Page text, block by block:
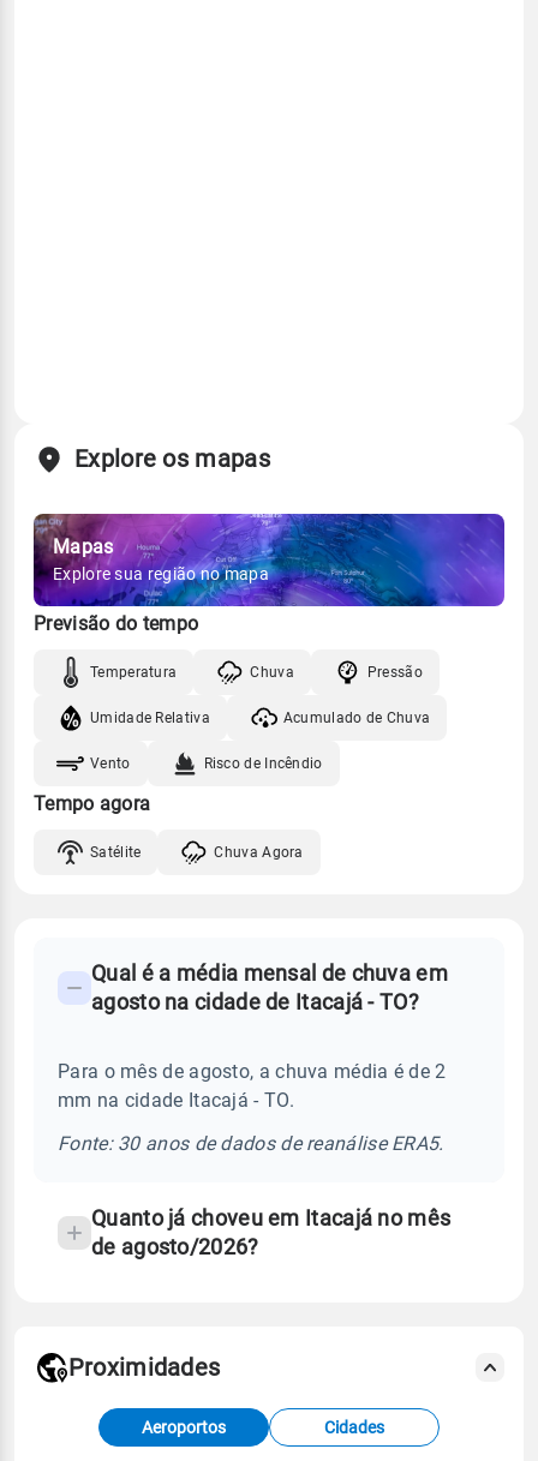
Explore os mapas
Mapas
Explore sua região no mapa
Previsão do tempo
Temperatura Chuva Pressão
Umidade Relativa Acumulado de Chuva
Vento Risco de Incêndio
Tempo agora
Satélite Chuva Agora
Perguntas
sobre
chuva
Qual é a média mensal de chuva em
agosto na cidade de Itacajá - TO?
Para o mês de agosto, a chuva média é de 2
mm na cidade Itacajá - TO.
Fonte: 30 anos de dados de reanálise ERA5.
Quanto já choveu em Itacajá no mês
de agosto/2026?
Fonte: dados combinados de estações
meteorológicas e satélite do Centro de Previsão
Proximidades
Aeroportos Cidades